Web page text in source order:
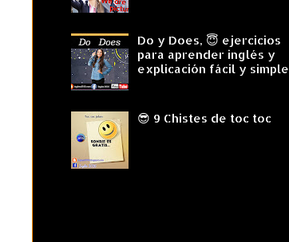
Do y Does, 😇 ejercicios
para aprender inglés y
explicación fácil y simple
😎 9 Chistes de toc toc